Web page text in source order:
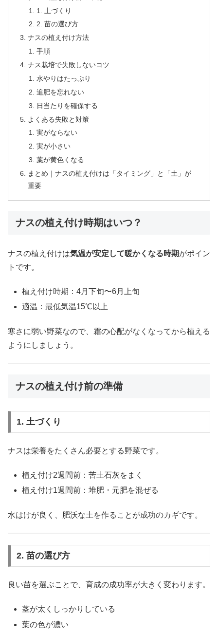
1. 土づくり
2. 苗の選び方
ナスの植え付け方法
手順
ナス栽培で失敗しないコツ
水やりはたっぷり
追肥を忘れない
日当たりを確保する
よくある失敗と対策
実がならない
実が小さい
葉が黄色くなる
まとめ｜ナスの植え付けは「タイミング」と「土」が
重要
ナスの植え付け時期はいつ？
ナスの植え付けは気温が安定して暖かくなる時期がポイン
トです。
植え付け時期：4月下旬〜6月上旬
適温：最低気温15℃以上
寒さに弱い野菜なので、霜の心配がなくなってから植える
ようにしましょう。
ナスの植え付け前の準備
1. 土づくり
ナスは栄養をたくさん必要とする野菜です。
植え付け2週間前：苦土石灰をまく
植え付け1週間前：堆肥・元肥を混ぜる
水はけが良く、肥沃な土を作ることが成功のカギです。
2. 苗の選び方
良い苗を選ぶことで、育成の成功率が大きく変わります。
茎が太くしっかりしている
葉の色が濃い